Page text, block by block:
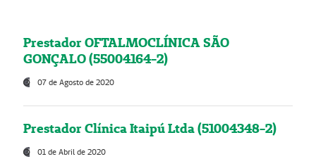
Prestador OFTALMOCLÍNICA SÃO
GONÇALO (55004164-2)
07 de Agosto de 2020
Prestador Clínica Itaipú Ltda (51004348-2)
01 de Abril de 2020